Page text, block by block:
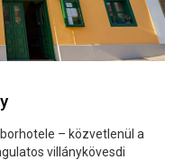
– közvetlenül a
villánykövesdi